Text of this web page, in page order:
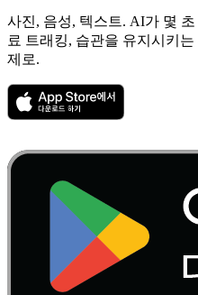
사진, 음성, 텍스트. AI가 몇
료 트래킹, 습관을 유지시키
제로.